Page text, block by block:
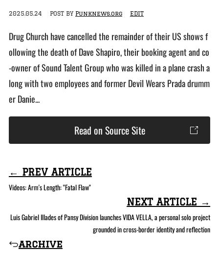
2025.05.24 POST BY Punknews.org EDIT
Drug Church have cancelled the remainder of their US shows f
ollowing the death of Dave Shapiro, their booking agent and co
-owner of Sound Talent Group who was killed in a plane crash a
long with two employees and former Devil Wears Prada drumm
er Danie...
Read on Source Site
← PREV ARTICLE
Videos: Arm's Length: "Fatal Flaw"
archive
NEXT ARTICLE →
Luis Gabriel Illades of Pansy Division launches VIDA VELLA, a personal solo project
grounded in cross-border identity and reflection